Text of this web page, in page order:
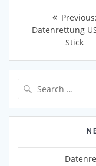
Previous:
Datenrettung
Stick